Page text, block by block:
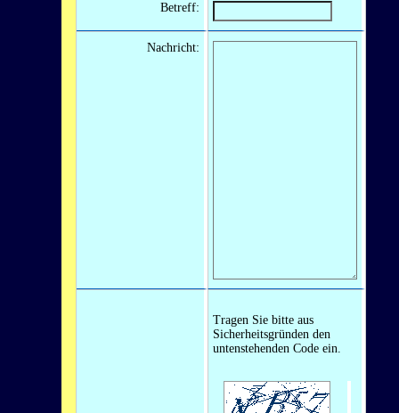
Betreff:
Nachricht:
Tragen Sie bitte aus
Sicherheitsgründen den
untenstehenden Code ein.